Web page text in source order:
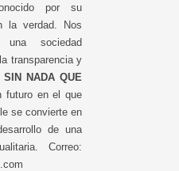
por su
la verdad. Nos
una sociedad
transparencia y
SIN NADA QUE
futuro en el que
se convierte en
de una
Correo: